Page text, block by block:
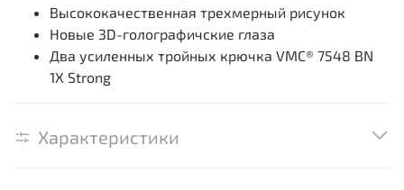
Высококачественная трехмерный рисунок
Новые 3D-голографичские глаза
Два усиленных тройных крючка VMC® 7548 BN
1X Strong
Характеристики